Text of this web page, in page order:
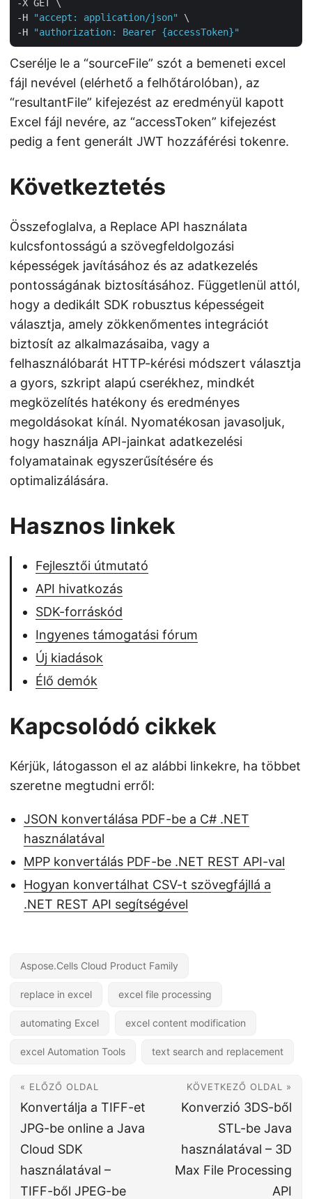
-X GET \
-H
"accept: application/json"
\
-H
"authorization: Bearer {accessToken}"
Cserélje le a “sourceFile” szót a bemeneti excel
fájl nevével (elérhető a felhőtárolóban), az
“resultantFile” kifejezést az eredményül kapott
Excel fájl nevére, az “accessToken” kifejezést
pedig a fent generált JWT hozzáférési tokenre.
Következtetés
Összefoglalva, a Replace API használata
kulcsfontosságú a szövegfeldolgozási
képességek javításához és az adatkezelés
pontosságának biztosításához. Függetlenül attól,
hogy a dedikált SDK robusztus képességeit
választja, amely zökkenőmentes integrációt
biztosít az alkalmazásaiba, vagy a
felhasználóbarát HTTP-kérési módszert választja
a gyors, szkript alapú cserékhez, mindkét
megközelítés hatékony és eredményes
megoldásokat kínál. Nyomatékosan javasoljuk,
hogy használja API-jainkat adatkezelési
folyamatainak egyszerűsítésére és
optimalizálására.
Hasznos linkek
Fejlesztői útmutató
API hivatkozás
SDK-forráskód
Ingyenes támogatási fórum
Új kiadások
Élő demók
Kapcsolódó cikkek
Kérjük, látogasson el az alábbi linkekre, ha többet
szeretne megtudni erről:
JSON konvertálása PDF-be a C# .NET
használatával
MPP konvertálás PDF-be .NET REST API-val
Hogyan konvertálhat CSV-t szövegfájllá a
.NET REST API segítségével
Aspose.Cells Cloud Product Family
replace in excel excel file processing
automating Excel excel content modification
excel Automation Tools text search and replacement
« ELŐZŐ OLDAL
Konvertálja a TIFF-et
JPG-be online a Java
Cloud SDK
használatával –
TIFF-ből JPEG-be
KÖVETKEZŐ OLDAL »
Konverzió 3DS-ből
STL-be Java
használatával – 3D
Max File Processing
API